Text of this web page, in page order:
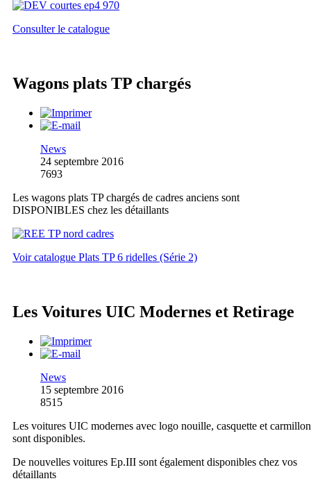
Consulter le catalogue
Wagons plats TP chargés
News
24 septembre 2016
7693
Les wagons plats TP chargés de cadres anciens sont
DISPONIBLES chez les détaillants
Voir catalogue Plats TP 6 ridelles (Série 2)
Les Voitures UIC Modernes et Retirage
News
15 septembre 2016
8515
Les voitures UIC modernes avec logo nouille, casquette et carmillon
sont disponibles.
De nouvelles voitures Ep.III sont également disponibles chez vos
détaillants